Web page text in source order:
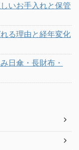
いお手入れと保管
る理由と経年変化
日傘・長財布・